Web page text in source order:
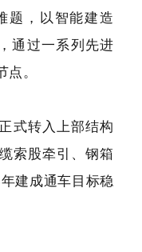
题，以智能建造
通过一系列先进
。
式转入上部结构
索股牵引、钢箱
建成通车目标稳